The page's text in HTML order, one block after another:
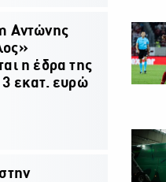
Αντώνης
η έδρα της
εκατ. ευρώ